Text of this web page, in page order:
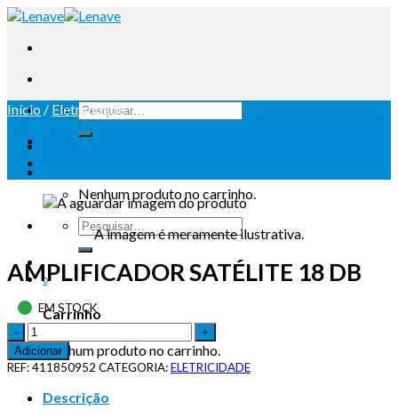
Nenhum produto no carrinho.
0
Carrinho
Nenhum produto no carrinho.
Início / Eletricidade
A imagem é meramente ilustrativa.
AMPLIFICADOR SATÉLITE 18 DB
EM STOCK
Adicionar
REF:411850952 CATEGORIA:ELETRICIDADE
Descrição